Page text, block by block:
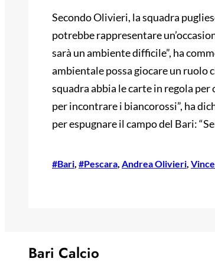
Secondo Olivieri, la squadra
potrebbe rappresentare
sarà un ambiente difficile”, ha
ambientale possa giocare un ruolo
squadra abbia le carte in regola
per incontrare i biancorossi”, ha
per espugnare il campo del Bari:
#Bari, #Pescara, Andrea Olivieri,
Bari Calcio